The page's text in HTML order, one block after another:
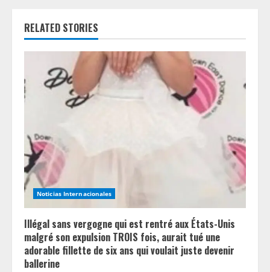
e
R
e
a
d
i
n
g
RELATED STORIES
Noticias Internacionales
Illégal sans vergogne qui est rentré aux États-Unis
malgré son expulsion TROIS fois, aurait tué une
adorable fillette de six ans qui voulait juste devenir
ballerine